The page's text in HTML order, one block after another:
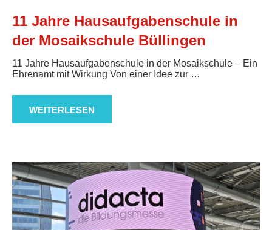
11 Jahre Hausaufgabenschule in
der Mosaikschule Büllingen
11 Jahre Hausaufgabenschule in der Mosaikschule – Ein
Ehrenamt mit Wirkung Von einer Idee zur …
WEITERLESEN